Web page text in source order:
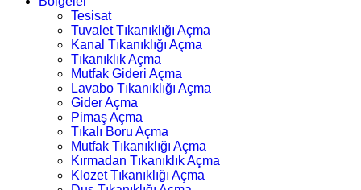
Tesisat
Tuvalet Tıkanıklığı Açma
Kanal Tıkanıklığı Açma
Tıkanıklık Açma
Mutfak Gideri Açma
Lavabo Tıkanıklığı Açma
Gider Açma
Pimaş Açma
Tıkalı Boru Açma
Mutfak Tıkanıklığı Açma
Kırmadan Tıkanıklık Açma
Klozet Tıkanıklığı Açma